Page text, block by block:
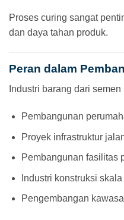
Proses curing sangat
dan daya tahan produk.
Peran dalam
Industri barang dari
Pembangunan
Proyek infrastruktur
Pembangunan fasilitas
Industri konstruksi
Pengembangan